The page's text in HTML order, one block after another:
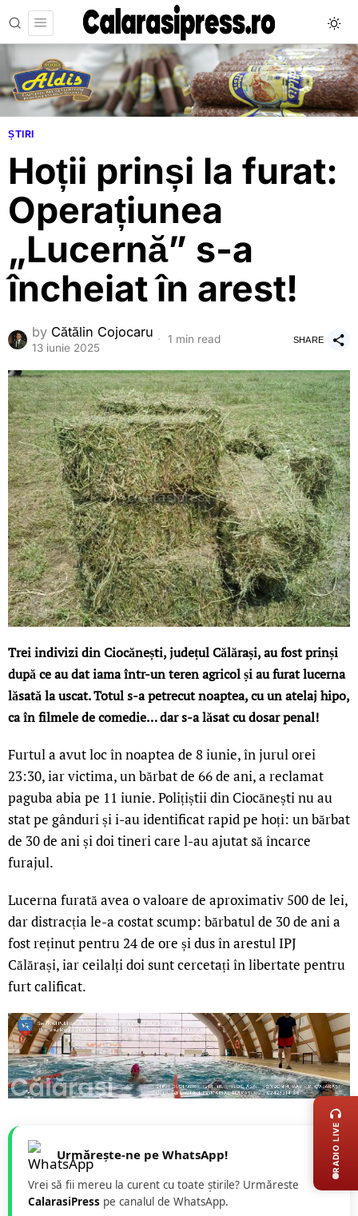
ȘTIRI
Hoții prinși la furat:
Operațiunea
„Lucernă” s-a
încheiat în arest!
by Cătălin Cojocaru
13 iunie 2025
1 min read SHARE
Trei indivizi din Ciocănești, județul Călărași, au fost prinși
după ce au dat iama într-un teren agricol și au furat lucerna
lăsată la uscat. Totul s-a petrecut noaptea, cu un atelaj hipo,
ca în filmele de comedie… dar s-a lăsat cu dosar penal!
Furtul a avut loc în noaptea de 8 iunie, în jurul orei
23:30, iar victima, un bărbat de 66 de ani, a reclamat
paguba abia pe 11 iunie. Polițiștii din Ciocănești nu au
stat pe gânduri și i-au identificat rapid pe hoți: un bărbat
de 30 de ani și doi tineri care l-au ajutat să încarce
furajul.
Lucerna furată avea o valoare de aproximativ 500 de lei,
dar distracția le-a costat scump: bărbatul de 30 de ani a
fost reținut pentru 24 de ore și dus în arestul IPJ
Călărași, iar ceilalți doi sunt cercetați în libertate pentru
furt calificat.
Urmărește-ne pe WhatsApp!
Vrei să fii mereu la curent cu toate știrile? Urmăreste
CalarasiPress pe canalul de WhatsApp.
LIVE
RADIO LIVE